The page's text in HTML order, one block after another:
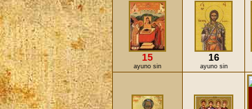
15
ayuno sin
16
ayuno sin